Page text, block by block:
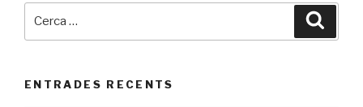
ENTRADES RECENTS